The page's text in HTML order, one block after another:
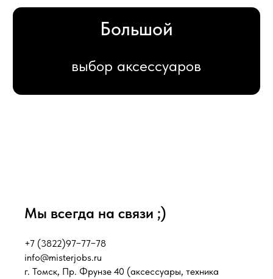
Мы всегда на связи ;)
+7 (3822)97−77−78
info@misterjobs.ru
г. Томск, Пр. Фрунзе 40 (аксессуары, техника